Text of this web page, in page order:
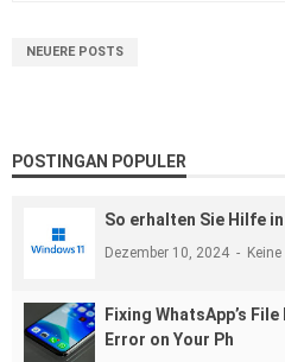
NEUERE POSTS
POSTINGAN POPULER
So erhalten Sie Hilfe in
Dezember 10, 2024
Fixing WhatsApp’s
Error on Your Ph